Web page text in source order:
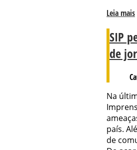
Leia mais
SIP
de
Na
país.
de